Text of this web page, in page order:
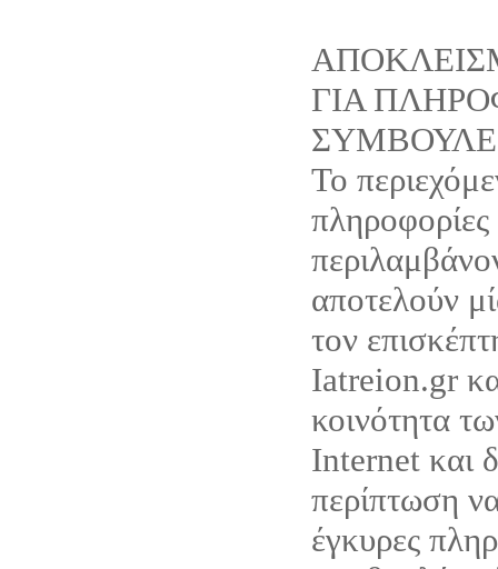
ΓΙΑ
Το
αποτελούν
τον
Iatreion.gr
κοινότητα
Internet και
περίπτωση
έγκυρες